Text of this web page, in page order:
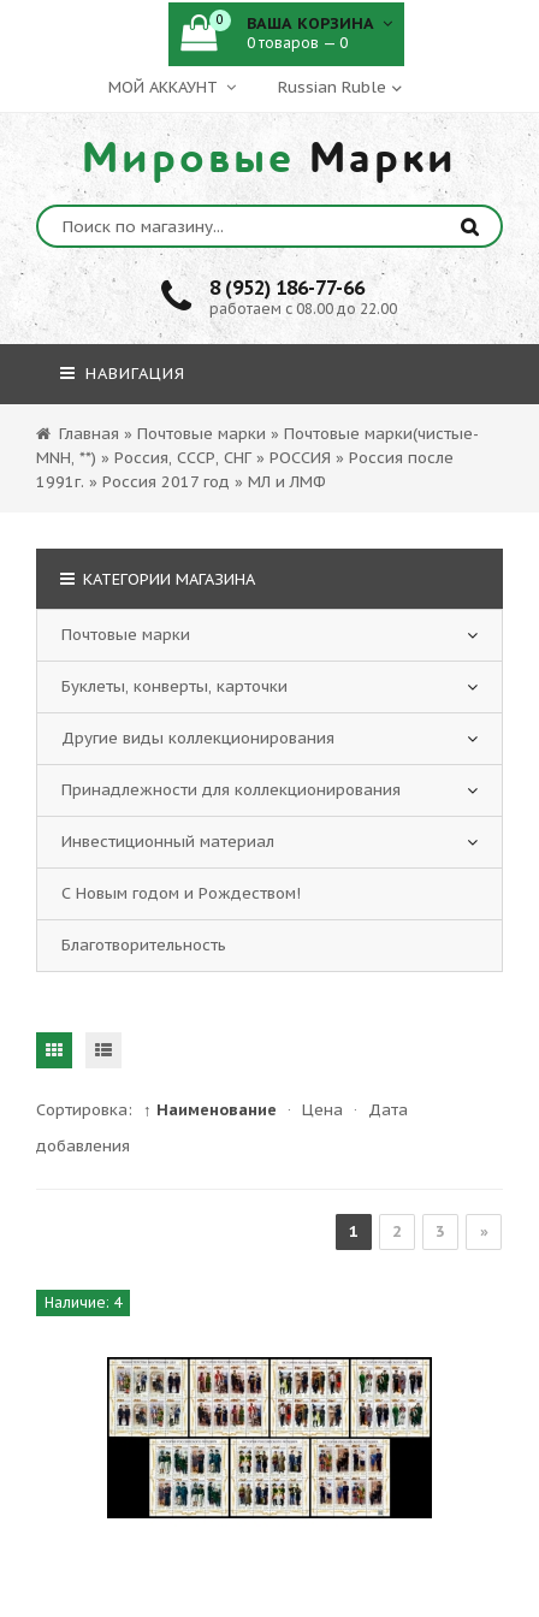
МОЙ АККАУНТ
Мировые Марки
8 (952) 186-77-66
работаем с 08.00 до 22.00
0 ВАША КОРЗИНА
0 товаров — 0
НАВИГАЦИЯ
Главная » Почтовые марки » Почтовые марки(чистые-
MNH, **) » Россия, СССР, СНГ » РОССИЯ » Россия после
1991г. » Россия 2017 год » МЛ и ЛМФ
Сортировка: ↑ Наименование · Цена ·
Дата
добавления
1 2 3 »
Наличие: 4
КАТЕГОРИИ МАГАЗИНА
Почтовые марки
Буклеты, конверты, карточки
Другие виды коллекционирования
Принадлежности для коллекционирования
Инвестиционный материал
С Новым годом и Рождеством!
Благотворительность